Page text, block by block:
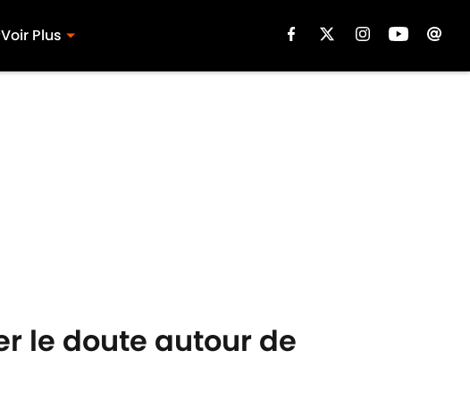
Voir Plus
le doute autour de